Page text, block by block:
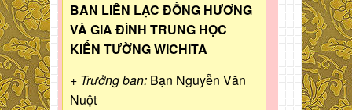
BAN LIÊN LẠC ĐỒNG HƯƠNG
VÀ GIA ĐÌNH TRUNG HỌC
KIẾN TƯỜNG WICHITA
+ Trưởng ban: Bạn Nguyễn Văn
Nuột